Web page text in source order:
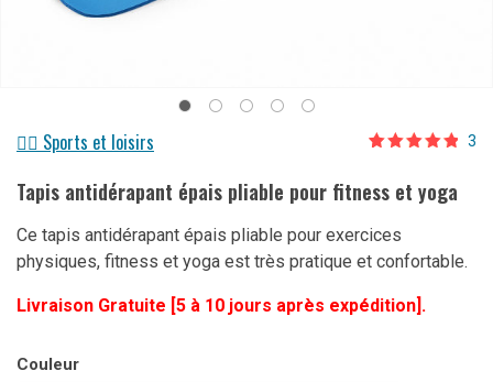
🏋️‍♀️ Sports et loisirs
basé sur
notations
3
Tapis antidérapant épais pliable pour fitness et yoga
Ce tapis antidérapant épais pliable pour exercices
physiques, fitness et yoga est très pratique et confortable.
Livraison Gratuite [5 à 10 jours après expédition].
Couleur